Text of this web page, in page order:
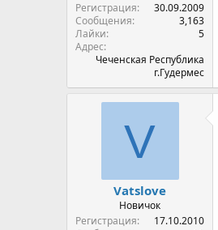
Регистрация
30.09.2009
Сообщения
3,163
Лайки
5
Адрес
Чеченская Республика
г.Гудермес
V
Vatslove
Новичок
Регистрация
17.10.2010